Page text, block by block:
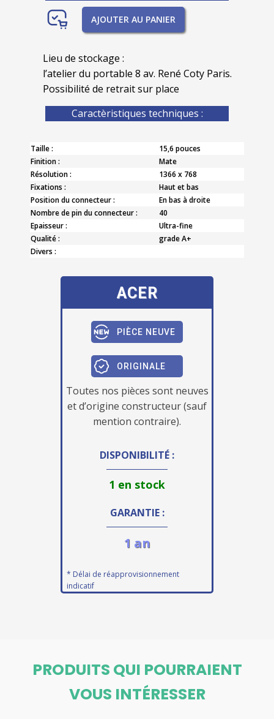
AJOUTER AU PANIER
Lieu de stockage :
l’atelier du portable 8 av. René Coty Paris.
Possibilité de retrait sur place
Caractèristiques techniques :
Taille :
15,6 pouces
Finition :
Mate
Résolution :
1366 x 768
Fixations :
Haut et bas
Position du connecteur :
En bas à droite
Nombre de pin du connecteur :
40
Epaisseur :
Ultra-fine
Qualité :
grade A+
Divers :
ACER
PIÈCE NEUVE
ORIGINALE
Toutes nos pièces sont neuves
et d’origine constructeur (sauf
mention contraire).
DISPONIBILITÉ :
1 en stock
GARANTIE :
1 an
* Délai de réapprovisionnement
indicatif
PRODUITS QUI POURRAIENT
VOUS INTÉRESSER